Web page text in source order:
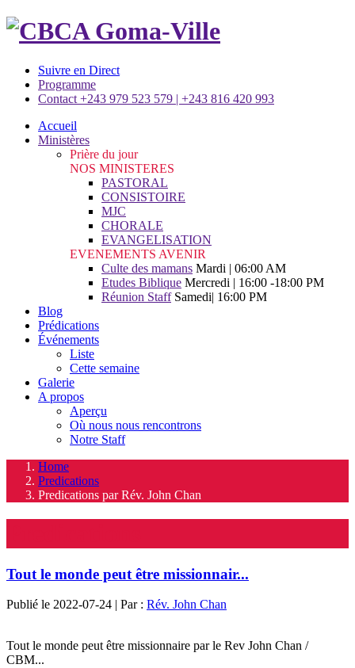
Suivre en Direct
Programme
Contact +243 979 523 579 | +243 816 420 993
Accueil
Ministères
Prière du jour
NOS MINISTERES
PASTORAL
CONSISTOIRE
MJC
CHORALE
EVANGELISATION
EVENEMENTS AVENIR
Culte des mamans Mardi | 06:00 AM
Etudes Biblique Mercredi | 16:00 -18:00 PM
Réunion Staff Samedi| 16:00 PM
Blog
Prédications
Événements
Liste
Cette semaine
Galerie
A propos
Aperçu
Où nous nous rencontrons
Notre Staff
Home
Predications
Predications par Rév. John Chan
Tout le monde peut être missionnair...
Publié le 2022-07-24 | Par : Rév. John Chan
Tout le monde peut être missionnaire par le Rev John Chan /
CBM...